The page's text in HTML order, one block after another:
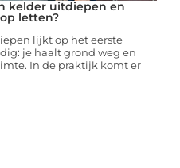
kelder uitdiepen en
letten?
lijkt op het eerste
je haalt grond weg en
In de praktijk komt er